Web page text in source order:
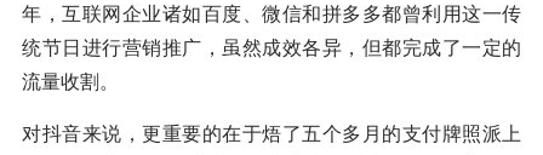
年，互联网企业诸如百度、微信和拼多多都曾利用这一传
统节日进行营销推广，虽然成效各异，但都完成了一定的
流量收割。
对抖音来说，更重要的在于焐了五个多月的支付牌照派上